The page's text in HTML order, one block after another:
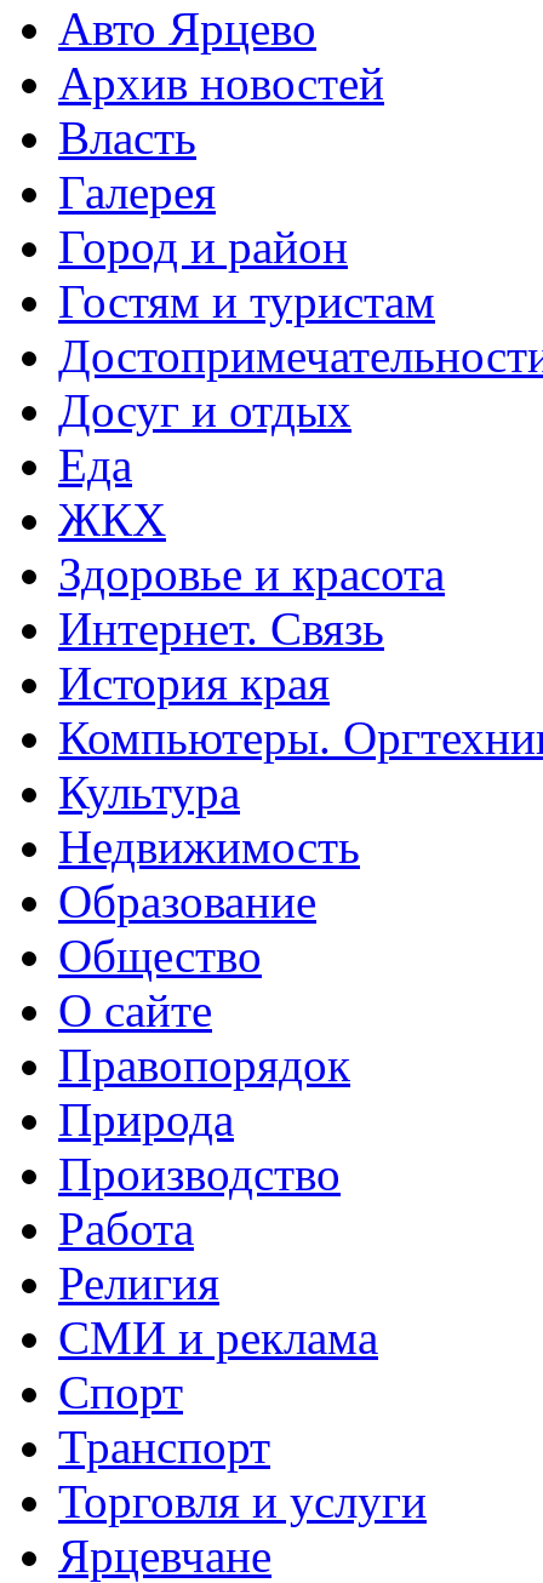
Авто Ярцево
Архив новостей
Власть
Галерея
Город и район
Гостям и туристам
Досуг и отдых
Еда
ЖКХ
Здоровье и красота
Интернет. Связь
История края
Компьютеры.
Культура
Недвижимость
Образование
Общество
О сайте
Правопорядок
Природа
Производство
Работа
Религия
СМИ и реклама
Спорт
Транспорт
Торговля и услуги
Ярцевчане